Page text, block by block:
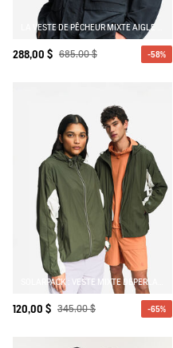
288,00 $ 685,00 $ -58%
120,00 $ 345,00 $ -65%